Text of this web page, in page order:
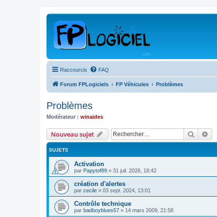
Raccourcis FAQ
Forum FPLogiciels FP Véhicules Problèmes
Problèmes
Modérateur : winaides
Nouveau sujet
SUJETS
Activation
par Papytof89 » 31 juil. 2026, 18:42
création d'alertes
par cecile » 03 sept. 2024, 13:01
Contrôle technique
par badboyblues57 » 14 mars 2009, 21:58